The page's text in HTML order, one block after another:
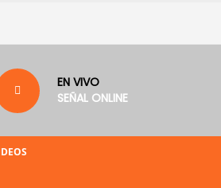
EN VIVO
SEÑAL ONLINE